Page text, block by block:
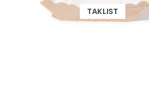
TAKLIST